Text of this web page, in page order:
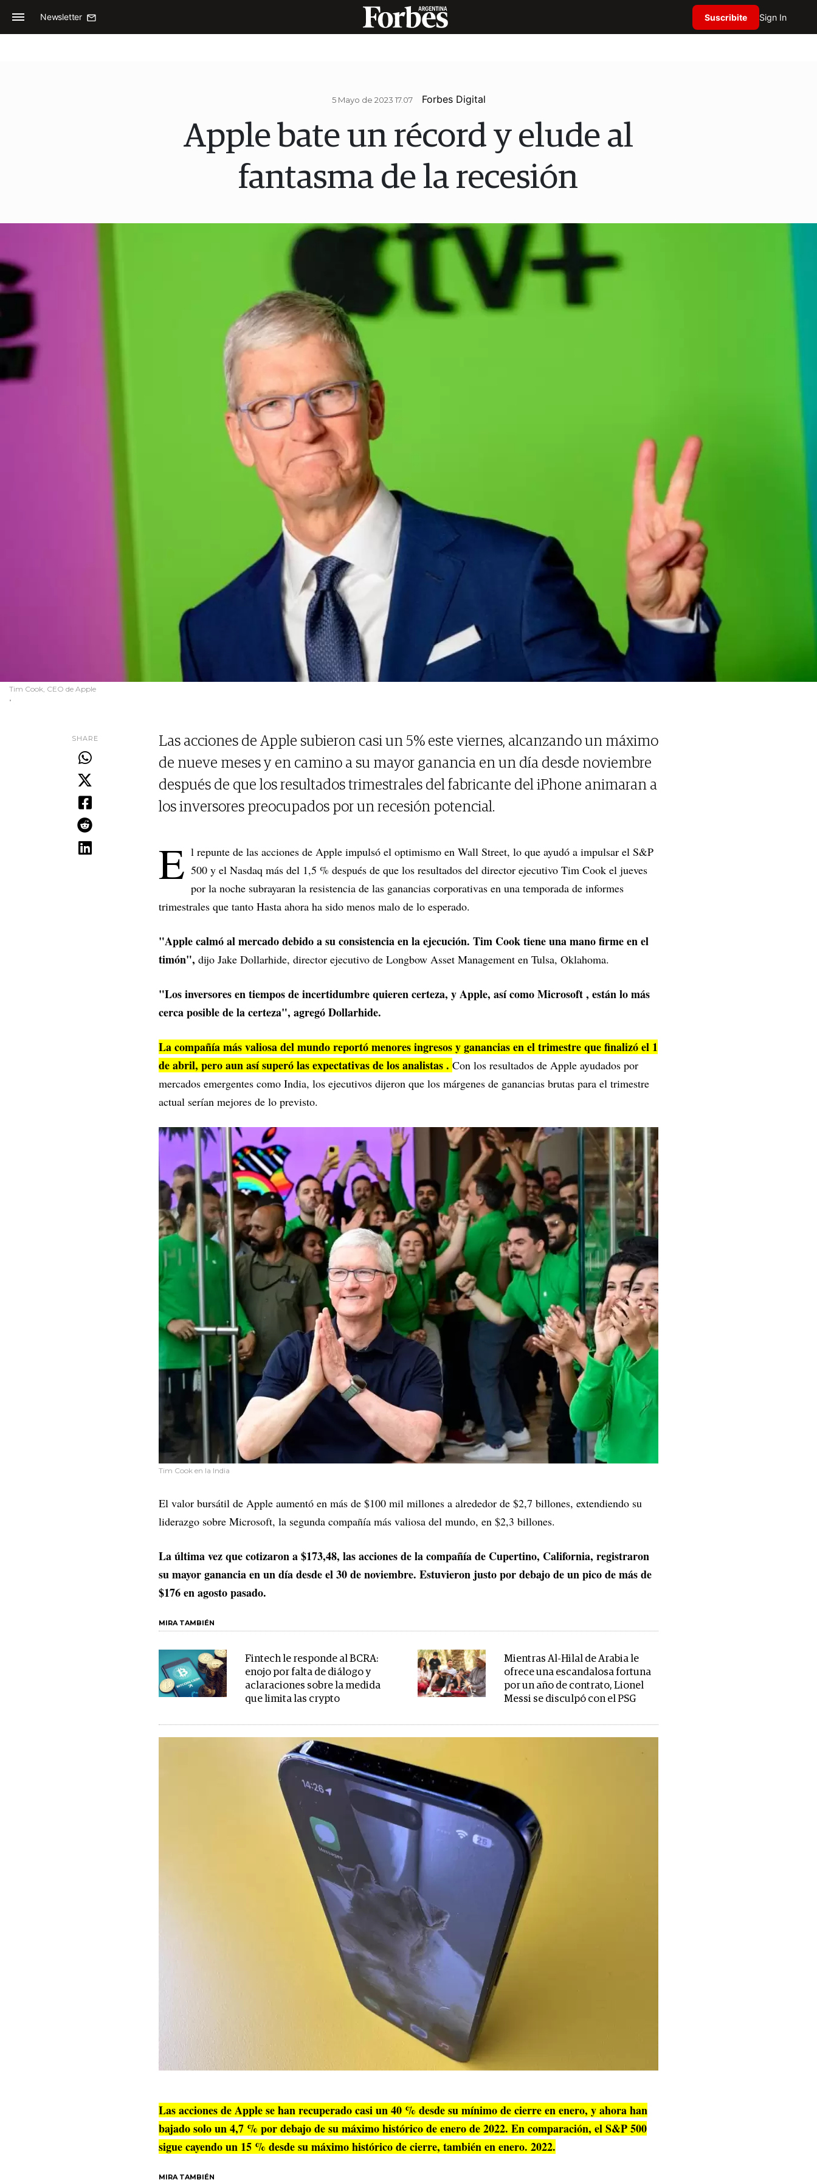
Newsletter Suscribite Sign In
5 Mayo de 2023 17.07 Forbes Digital
Apple bate un récord y elude al
fantasma de la recesión
Tim Cook, CEO de Apple
.
SHARE
Las acciones de Apple subieron casi un 5% este viernes, alcanzando un máximo
de nueve meses y en camino a su mayor ganancia en un día desde noviembre
después de que los resultados trimestrales del fabricante del iPhone animaran a
los inversores preocupados por un recesión potencial.
E l repunte de las acciones de Apple impulsó el optimismo en Wall Street, lo que ayudó a impulsar el S&P
500 y el Nasdaq más del 1,5 % después de que los resultados del director ejecutivo Tim Cook el jueves
por la noche subrayaran la resistencia de las ganancias corporativas en una temporada de informes
trimestrales que tanto Hasta ahora ha sido menos malo de lo esperado.
"Apple calmó al mercado debido a su consistencia en la ejecución. Tim Cook tiene una mano firme en el
timón", dijo Jake Dollarhide, director ejecutivo de Longbow Asset Management en Tulsa, Oklahoma.
"Los inversores en tiempos de incertidumbre quieren certeza, y Apple, así como Microsoft , están lo más
cerca posible de la certeza", agregó Dollarhide.
La compañía más valiosa del mundo reportó menores ingresos y ganancias en el trimestre que finalizó el 1
de abril, pero aun así superó las expectativas de los analistas . Con los resultados de Apple ayudados por
mercados emergentes como India, los ejecutivos dijeron que los márgenes de ganancias brutas para el trimestre
actual serían mejores de lo previsto.
Tim Cook en la India
El valor bursátil de Apple aumentó en más de $100 mil millones a alrededor de $2,7 billones, extendiendo su
liderazgo sobre Microsoft, la segunda compañía más valiosa del mundo, en $2,3 billones.
La última vez que cotizaron a $173,48, las acciones de la compañía de Cupertino, California, registraron
su mayor ganancia en un día desde el 30 de noviembre. Estuvieron justo por debajo de un pico de más de
$176 en agosto pasado.
MIRA TAMBIÉN
Fintech le responde al BCRA:
enojo por falta de diálogo y
aclaraciones sobre la medida
que limita las crypto
Mientras Al-Hilal de Arabia le
ofrece una escandalosa fortuna
por un año de contrato, Lionel
Messi se disculpó con el PSG
Las acciones de Apple se han recuperado casi un 40 % desde su mínimo de cierre en enero, y ahora han
bajado solo un 4,7 % por debajo de su máximo histórico de enero de 2022. En comparación, el S&P 500
sigue cayendo un 15 % desde su máximo histórico de cierre, también en enero. 2022.
MIRA TAMBIÉN